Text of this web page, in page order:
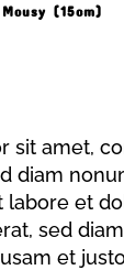
(15cm)
sit amet,
diam
labore et
sed
et